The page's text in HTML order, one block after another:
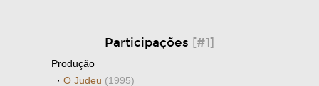
Participações [#1]
Produção
· O Judeu (1995)